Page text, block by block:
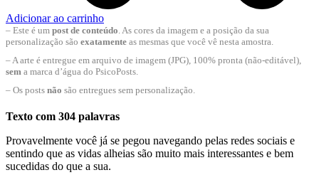
Adicionar ao carrinho
– Este é um post de conteúdo . As cores da imagem e a posição da sua
personalização são exatamente as mesmas que você vê nesta amostra.
– A arte é entregue em arquivo de imagem (JPG), 100% pronta (não-editável),
sem a marca d’água do PsicoPosts.
– Os posts não são entregues sem personalização.
Texto com 304 palavras
Provavelmente você já se pegou navegando pelas redes sociais e
sentindo que as vidas alheias são muito mais interessantes e bem
sucedidas do que a sua.